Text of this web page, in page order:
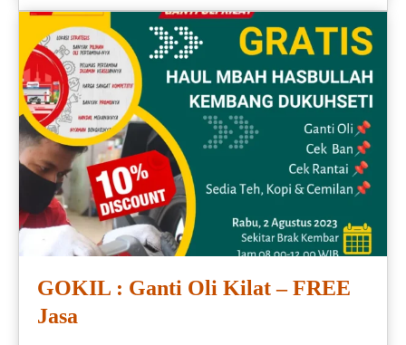
GOKIL : Ganti Oli Kilat – FREE
Jasa